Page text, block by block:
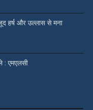
हर्ष और उल्लास से मना
: एमएलसी